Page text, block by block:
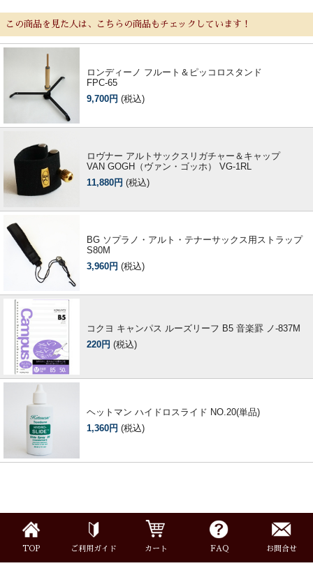
この商品を見た人は、こちらの商品もチェックしています！
ロンディーノ フルート＆ピッコロスタンド
FPC-65
9,700円 (税込)
ロヴナー アルトサックスリガチャー＆キャップ
VAN GOGH（ヴァン・ゴッホ） VG-1RL
11,880円 (税込)
BG ソプラノ・アルト・テナーサックス用ストラップ
S80M
3,960円 (税込)
コクヨ キャンパス ルーズリーフ B5 音楽罫 ノ-837M
220円 (税込)
ヘットマン ハイドロスライド NO.20(単品)
1,360円 (税込)
TOP ご利用ガイド カート FAQ お問合せ
演奏会のお知らせ
新規会員登録 ログイン・マイページ
ご利用ガイド サポート・保証
よくあるご質問
特定商取引法